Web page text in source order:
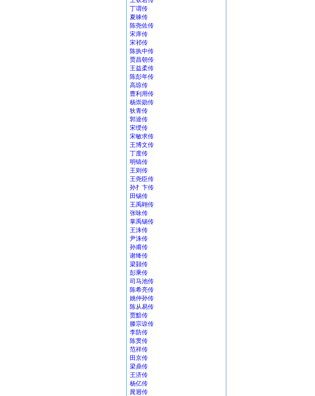
丁谓传
夏竦传
陈尧佐传
宋庠传
宋祁传
陈执中传
贾昌朝传
王益柔传
陈彭年传
高琼传
曹利用传
杨崇勋传
狄青传
郭逵传
宋绶传
宋敏求传
王博文传
丁度传
明镐传
王则传
王尧臣传
孙扌卞传
田锡传
王禹翶传
张咏传
掌禹锡传
王洙传
尹洙传
孙甫传
谢绛传
梁颢传
彭乘传
司马池传
陈希亮传
姚仲孙传
陈从易传
贾黯传
滕宗谅传
李防传
陈贯传
范祥传
田京传
梁鼎传
王济传
杨亿传
晁迥传